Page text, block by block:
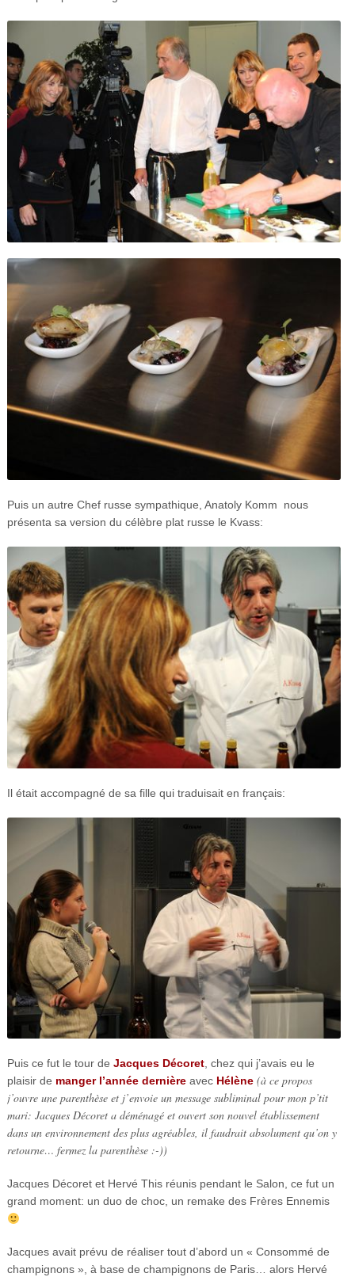
Puis un autre Chef russe sympathique, Anatoly Komm nous
présenta sa version du célèbre plat russe le Kvass:
Il était accompagné de sa fille qui traduisait en français:
Puis ce fut le tour de Jacques Décoret, chez qui j’avais eu le
plaisir de manger l’année dernièreavec Hélène (à ce propos
j’ouvre une parenthèse et j’envoie un message subliminal pour mon p’tit
mari: Jacques Décoret a déménagé et ouvert son nouvel établissement
dans un environnement des plus agréables, il faudrait absolument qu’on y
retourne… fermez la parenthèse :-))
Jacques Décoret et Hervé This réunis pendant le Salon, ce fut un
grand moment: un duo de choc, un remake des Frères Ennemis
Jacques avait prévu de réaliser tout d’abord un « Consommé de
champignons », à base de champignons de Paris… alors Hervé